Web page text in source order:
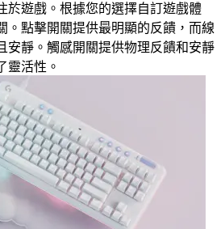
於遊戲。根據您的選擇自訂遊戲體
。點擊開關提供最明顯的反饋，而線
安靜。觸感開關提供物理反饋和安靜
靈活性。